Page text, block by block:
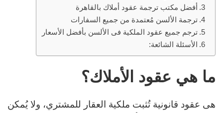
أفضل مكتب ترجمة عقود أملاك بالقاهرة
ترجمة الألسن مُعتمدة من جميع السفارات
ترجم جميع عقود الملكية فى الألسن بأفضل الأسعار
الأسئلة الشائعة:
ما هي عقود الأملاك؟
هى عقود قانونية تُثبت ملكية العقار للمشتري، ولا يُمكن